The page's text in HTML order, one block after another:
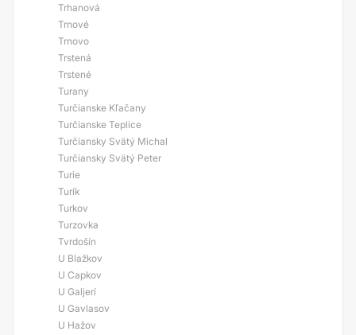
Trhanová
Trnové
Trnovo
Trstená
Trstené
Turany
Turčianske Kľačany
Turčianske Teplice
Turčiansky Svätý Michal
Turčiansky Svätý Peter
Turie
Turík
Turkov
Turzovka
Tvrdošín
U Blažkov
U Capkov
U Galjerí
U Gavlasov
U Hažov